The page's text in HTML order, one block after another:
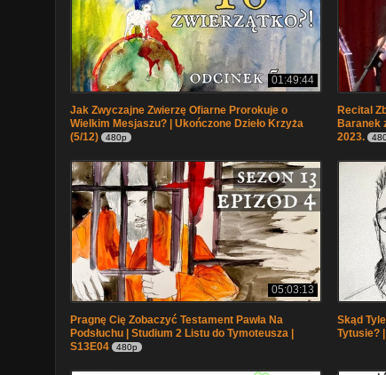
01:49:44
Jak Zwyczajne Zwierzę Ofiarne Prorokuje o
Wielkim Mesjaszu? | Ukończone Dzieło Krzyża
(5/12)
480p
Recital
Baranek
2023.
05:03:13
Pragnę Cię Zobaczyć Testament Pawła Na
Podsłuchu | Studium 2 Listu do Tymoteusza |
S13E04
480p
Skąd
Tytusie?